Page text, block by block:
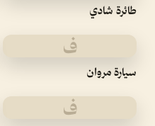
طائرة شادي
ف
سيارة مروان
ف